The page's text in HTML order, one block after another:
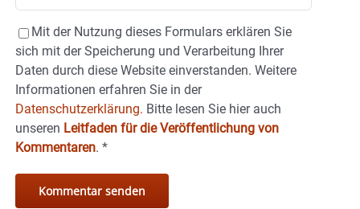
Mit der Nutzung dieses Formulars erklären Sie
sich mit der Speicherung und Verarbeitung Ihrer
Daten durch diese Website einverstanden. Weitere
Informationen erfahren Sie in der
Datenschutzerklärung. Bitte lesen Sie hier auch
unseren Leitfaden für die Veröffentlichung von
Kommentaren. *